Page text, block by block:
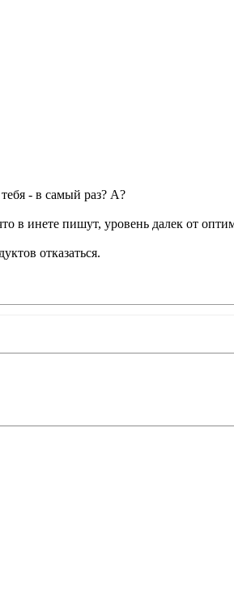
- в самый раз? А?
в инете пишут, уровень далек от
отказаться.